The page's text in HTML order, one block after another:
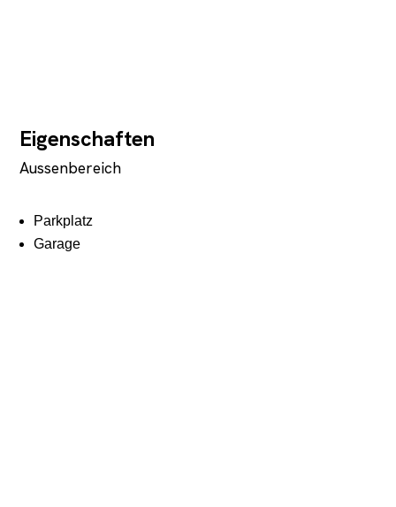
Eigenschaften
Aussenbereich
Parkplatz
Garage